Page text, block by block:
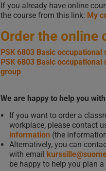
If you already have online
the course from this link: My
Order the online
PSK 6803 Basic
PSK 6803 Basic
group
We are happy to help you
If you want to order a
workplace, please contact
information (the
Alternatively, you can
with email
be happy to help you plan